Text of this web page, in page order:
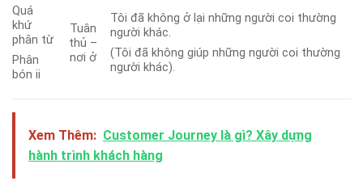
Quá
khứ
phân từ
Phân
bón ii
Tuân
thủ –
nơi ở
Tôi đã không ở lại những người coi thường
người khác.
(Tôi đã không giúp những người coi thường
người khác).
Xem Thêm: Customer Journey là gì? Xây dựng
hành trình khách hàng